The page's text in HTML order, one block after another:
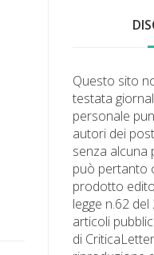
Questo sito
testata
personale
autori dei
senza alcuna
può pertanto
prodotto
legge n.62
articoli
di